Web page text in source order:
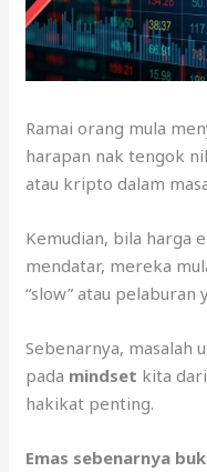
Ramai orang mula
harapan nak tengok
atau kripto dalam
Kemudian, bila harga
mendatar, mereka
“slow” atau pelaburan
Sebenarnya, masalah
pada mindset kita
hakikat penting.
Emas sebenarnya